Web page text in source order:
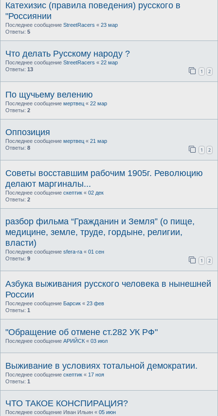
Катехизис (правила поведения) русского в
"Россиянии
Последнее сообщение StreetRacers « 23 мар
Ответы: 5
Что делать Русскому народу ?
Последнее сообщение StreetRacers « 22 мар
Ответы: 13 1 2
По щучьему велению
Последнее сообщение мертвец « 22 мар
Ответы: 2
Оппозиция
Последнее сообщение мертвец « 21 мар
Ответы: 8 1 2
Советы восставшим рабочим 1905г. Революцию
делают маргиналы...
Последнее сообщение скептик « 02 дек
Ответы: 2
разбор фильма “Гражданин и Земля” (о пище,
медицине, земле, труде, гордыне, религии,
власти)
Последнее сообщение sfera-ra « 01 сен
Ответы: 9 1 2
Азбука выживания русского человека в нынешней
России
Последнее сообщение Барсик « 23 фев
Ответы: 1
"Обращение об отмене ст.282 УК РФ"
Последнее сообщение АРИЙСК « 03 июл
Выживание в условиях тотальной демократии.
Последнее сообщение скептик « 17 ноя
Ответы: 1
ЧТО ТАКОЕ КОНСПИРАЦИЯ?
Последнее сообщение Иван Ильин « 05 июн